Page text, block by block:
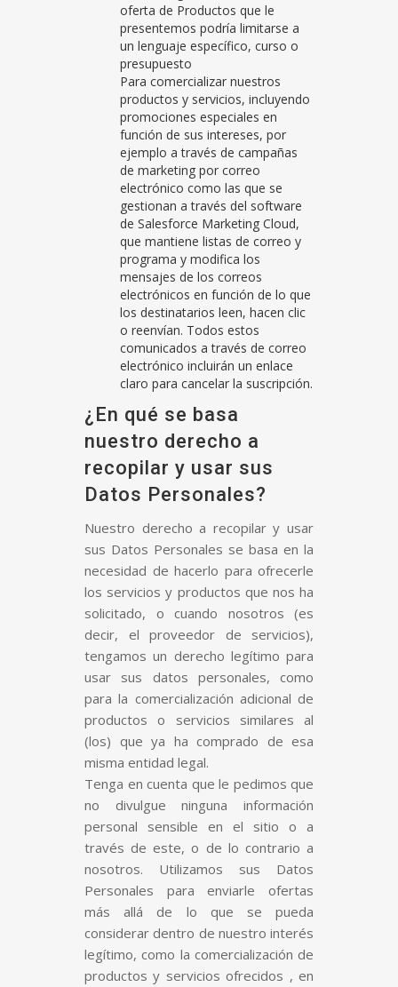
oferta de Productos que le
presentemos podría limitarse a
un lenguaje específico, curso o
presupuesto
Para comercializar nuestros
productos y servicios, incluyendo
promociones especiales en
función de sus intereses, por
ejemplo a través de campañas
de marketing por correo
electrónico como las que se
gestionan a través del software
de Salesforce Marketing Cloud,
que mantiene listas de correo y
programa y modifica los
mensajes de los correos
electrónicos en función de lo que
los destinatarios leen, hacen clic
o reenvían. Todos estos
comunicados a través de correo
electrónico incluirán un enlace
claro para cancelar la suscripción.
¿En qué se basa
nuestro derecho a
recopilar y usar sus
Datos Personales?
Nuestro derecho a recopilar y usar
sus Datos Personales se basa en la
necesidad de hacerlo para ofrecerle
los servicios y productos que nos ha
solicitado, o cuando nosotros (es
decir, el proveedor de servicios),
tengamos un derecho legítimo para
usar sus datos personales, como
para la comercialización adicional de
productos o servicios similares al
(los) que ya ha comprado de esa
misma entidad legal.
Tenga en cuenta que le pedimos que
no divulgue ninguna información
personal sensible en el sitio o a
través de este, o de lo contrario a
nosotros. Utilizamos sus Datos
Personales para enviarle ofertas
más allá de lo que se pueda
considerar dentro de nuestro interés
legítimo, como la comercialización de
productos y servicios ofrecidos , en